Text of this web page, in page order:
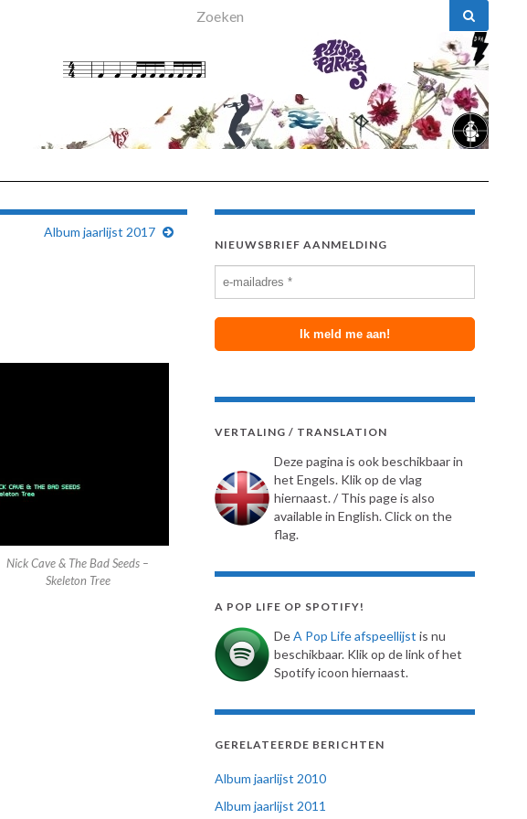
Search for:
Album jaarlijst 2017
Nick Cave & The Bad Seeds –
Skeleton Tree
NIEUWSBRIEF AANMELDING
VERTALING / TRANSLATION
Deze pagina is ook beschikbaar in
het Engels. Klik op de vlag
hiernaast. / This page is also
available in English. Click on the
flag.
A POP LIFE OP SPOTIFY!
DeA Pop Life afspeellijst is nu
beschikbaar. Klik op de link of het
Spotify icoon hiernaast.
GERELATEERDE BERICHTEN
Album jaarlijst 2010
Album jaarlijst 2011